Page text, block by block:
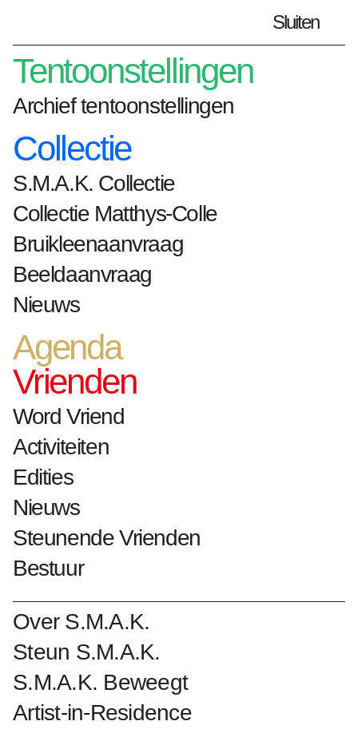
nl
Sluiten
Tentoonstellingen
Archief tentoonstellingen
Collectie
S.M.A.K. Collectie
Collectie Matthys-Colle
Bruikleenaanvraag
Beeldaanvraag
Nieuws
Agenda
Vrienden
Word Vriend
Activiteiten
Edities
Nieuws
Steunende Vrienden
Bestuur
Over S.M.A.K.
Steun S.M.A.K.
S.M.A.K. Beweegt
Artist-in-Residence
Archief tentoonstellingen
Home Tentoonstellingen
QR: De Tentoonstelling | The
Exhibition: 'R 74-17' - Jan
Schoonhoven
De Tentoonstelling |
The Exhibition
17' - Jan
Schoonhoven
Word Vriend van S.M.A.K.